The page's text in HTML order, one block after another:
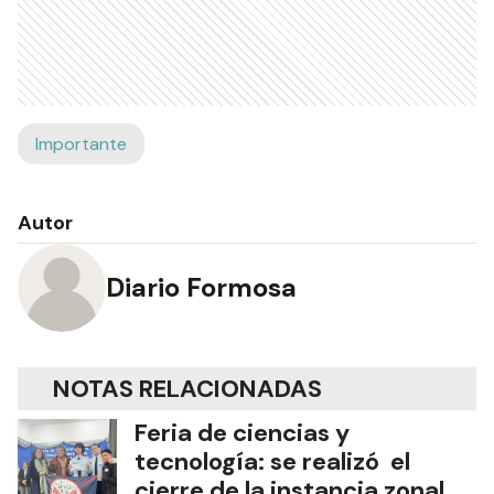
Importante
Autor
Diario Formosa
NOTAS RELACIONADAS
Feria de ciencias y
tecnología: se realizó el